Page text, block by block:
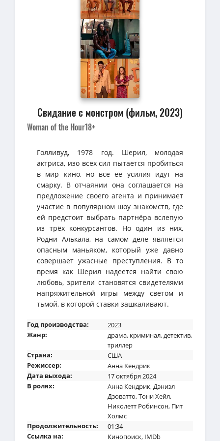
Свидание с монстром (фильм, 2023)
Woman of the Hour18+
Голливуд, 1978 год. Шерил, молодая
актриса, изо всех сил пытается пробиться
в мир кино, но все её усилия идут на
смарку. В отчаянии она соглашается на
предложение своего агента и принимает
участие в популярном шоу знакомств, где
ей предстоит выбрать партнёра вслепую
из трёх конкурсантов. Но один из них,
Родни Алькала, на самом деле является
опасным маньяком, который уже давно
совершает ужасные преступления. В то
время как Шерил надеется найти свою
любовь, зрители становятся свидетелями
напряжительной игры между светом и
тьмой, в которой ставки зашкаливают.
Год производства:
2023
Жанр:
драма, криминал,детектив,
триллер
Страна:
США
Режиссер:
Анна Кендрик
Дата выхода:
17 октября 2024
В ролях:
Анна Кендрик,Дэниэл
Дзоватто,Тони Хейл,
Николетт Робинсон, Пит
Холмс
Продолжительность:
01:34
Ссылка на:
Кинопоиск, IMDb